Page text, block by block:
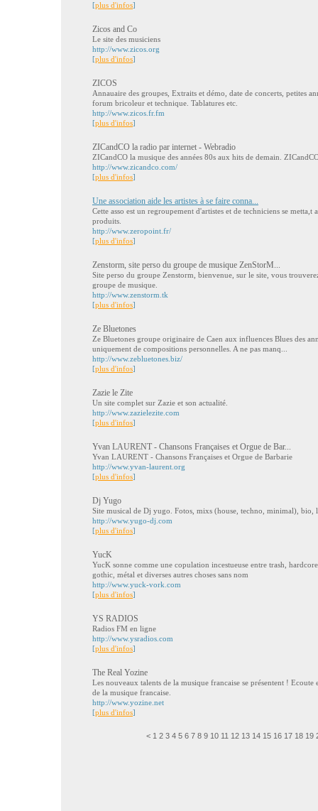
[plus d'infos]
Zicos and Co
Le site des musiciens
http://www.zicos.org
[plus d'infos]
ZICOS
Annauaire des groupes, Extraits et démo, date de concerts, petites
forum bricoleur et technique. Tablatures etc.
http://www.zicos.fr.fm
[plus d'infos]
ZICandCO la radio par internet - Webradio
ZICandCO la musique des années 80s aux hits de demain.
http://www.zicandco.com/
[plus d'infos]
Une association aide les artistes à se faire conna...
Cette asso est un regroupement d'artistes et de techniciens se metta,t
produits.
http://www.zeropoint.fr/
[plus d'infos]
Zenstorm, site perso du groupe de musique ZenStorM...
Site perso du groupe Zenstorm, bienvenue, sur le site, vous
groupe de musique.
http://www.zenstorm.tk
[plus d'infos]
Ze Bluetones
Ze Bluetones groupe originaire de Caen aux influences Blues des
uniquement de compositions personnelles. A ne pas manq...
http://www.zebluetones.biz/
[plus d'infos]
Zazie le Zite
Un site complet sur Zazie et son actualité.
http://www.zazielezite.com
[plus d'infos]
Yvan LAURENT - Chansons Françaises et Orgue de Bar...
Yvan LAURENT - Chansons Françaises et Orgue de Barbarie
http://www.yvan-laurent.org
[plus d'infos]
Dj Yugo
Site musical de Dj yugo. Fotos, mixs (house, techno, minimal), bio,
http://www.yugo-dj.com
[plus d'infos]
YucK
YucK sonne comme une copulation incestueuse entre trash,
gothic, métal et diverses autres choses sans nom
http://www.yuck-vork.com
[plus d'infos]
YS RADIOS
Radios FM en ligne
http://www.ysradios.com
[plus d'infos]
The Real Yozine
Les nouveaux talents de la musique francaise se présentent !
de la musique francaise.
http://www.yozine.net
[plus d'infos]
< 1 2 3 4 5 6 7 8 9 10 11 12 13 14 15 16 17 18 19